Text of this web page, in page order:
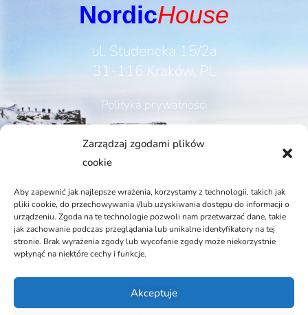
Zarządzaj zgodami plików
cookie
Aby zapewnić jak najlepsze wrażenia, korzystamy z technologii, takich jak
pliki cookie, do przechowywania i/lub uzyskiwania dostępu do informacji o
urządzeniu. Zgoda na te technologie pozwoli nam przetwarzać dane, takie
jak zachowanie podczas przeglądania lub unikalne identyfikatory na tej
stronie. Brak wyrażenia zgody lub wycofanie zgody może niekorzystnie
wpłynąć na niektóre cechy i funkcje.
Akceptuje
NordicHouse
ul. Studencka 15/2a
31-116 Kraków, PL
Polityka prywatności
Rodo
KONTAKT
+48 12 421 73 80, +48 601 336 880